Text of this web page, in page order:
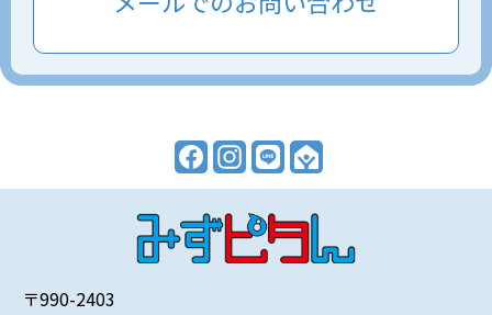
〒990-2403